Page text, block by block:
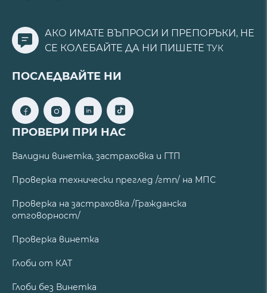
АКО ИМАТЕ ВЪПРОСИ И ПРЕПОРЪКИ, НЕ
СЕ КОЛЕБАЙТЕ ДА НИ ПИШЕТЕ ТУК
ПОСЛЕДВАЙТЕ НИ
ПРОВЕРИ ПРИ НАС
Валидни винетка, застраховка и ГТП
Проверка технически преглед /гтп/ на МПС
Проверка на застраховка /Гражданска
отговорност/
Проверка винетка
Глоби от КАТ
Глоби без Винетка